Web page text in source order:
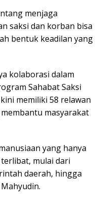
menjaga
saksi dan korban bisa
bentuk keadilan yang
kolaborasi dalam
Sahabat Saksi
memiliki 58 relawan
masyarakat
yang hanya
mulai dari
daerah, hingga